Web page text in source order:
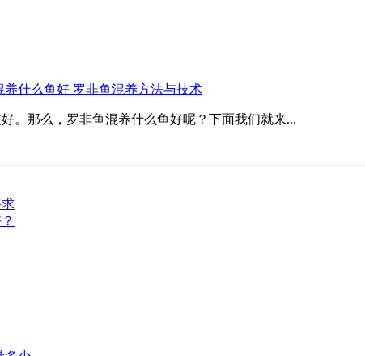
养什么鱼好 罗非鱼混养方法与技术
。那么，罗非鱼混养什么鱼好呢？下面我们就来...